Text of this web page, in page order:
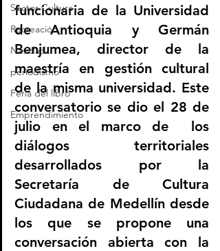
Sector Cultura
Recreación
Navidad
periodismo
Feria del libro
Emprendimiento
funcionaria de la Universidad
de Antioquia y Germán
Benjumea, director de la
maestría en gestión cultural
de la misma universidad. Este
conversatorio se dio el 28 de
julio en el marco de  los
diálogos territoriales
desarrollados por la
Secretaría de Cultura
Ciudadana de Medellín desde
los que se propone una
conversación abierta con la